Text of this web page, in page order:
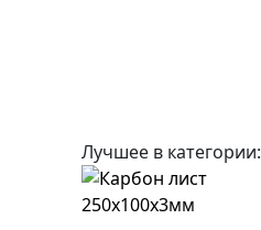
Лучшее в категории: